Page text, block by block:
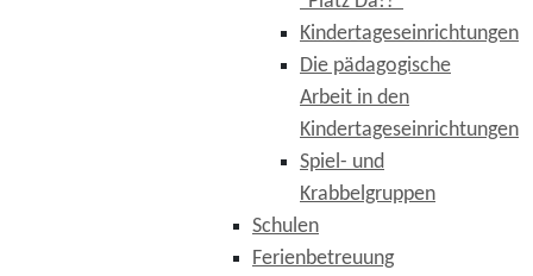
Kindertageseinrichtungen
Die pädagogische
Arbeit in den
Kindertageseinrichtungen
Spiel- und
Krabbelgruppen
Schulen
Ferienbetreuung